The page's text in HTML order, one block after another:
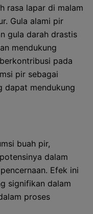
rasa lapar di malam
Gula alami pir
gula darah drastis
mendukung
pada
pir sebagai
dapat mendukung
buah pir,
dalam
Efek ini
signifikan dalam
proses